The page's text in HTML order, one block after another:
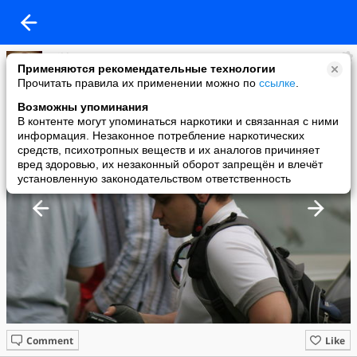
Применяются рекомендательные технологии
Прочитать правила их применении можно по ссылке
Возможны упоминания
В контенте могут упоминаться наркотики и связанная с ними
информация. Незаконное потребление наркотических
средств, психотропных веществ и их аналогов причиняет
вред здоровью, их незаконный оборот запрещён и влечёт
установленную законодательством ответственность
mikko
added a photo
14 Jun в 08:39
Like
Comment